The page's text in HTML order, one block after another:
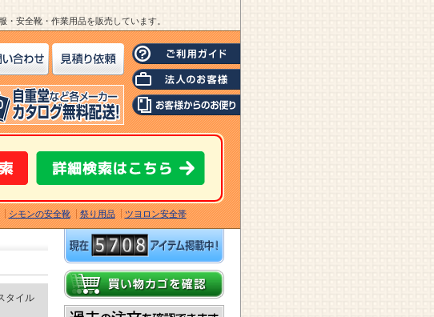
安全靴・作業用品を販売しています。
シモンの安全靴 祭り用品 ツヨロン安全帯
タイル